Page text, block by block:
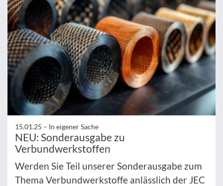
15.01.25 – In eigener Sache
NEU: Sonderausgabe zu
Verbundwerkstoffen
Werden Sie Teil unserer Sonderausgabe zum
Thema Verbundwerkstoffe anlässlich der JEC